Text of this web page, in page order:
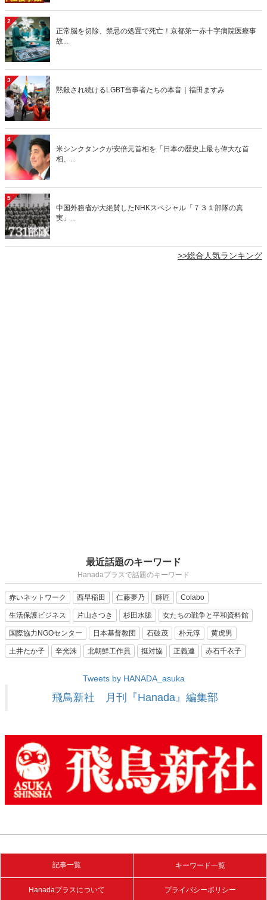
2
正常脳を切除、禁忌の処置で死亡！京都第一赤十字病院医療事
故...
3
黙殺され続けるLGBT当事者たちの本音｜福田ますみ
4
米シンクタンクが安倍元首相を「日本の歴史上最も偉大な首
相、...
5
中国外務省が大絶賛したNHKスペシャル「７３１部隊の真
実」...
>>総合人気ランキング
最近話題のキーワード
Hanadaプラスで話題のキーワード
赤いネットワーク 西早稲田 仁藤夢乃 師匠 Colabo
生活保護ビジネス 片山さつき 杉田水脈 女たちの戦争と平和資料館
国際協力NGOセンター 日本基督教団 石破茂 朴元淳 黄虎男
土井たか子 辛光洙 北朝鮮工作員 挺対協 正義連 赤石千衣子
Tweets by HANADA_asuka
飛鳥新社 月刊『Hanada』編集部
記事一覧 キーワード一覧
Hanadaプラスについて プライバシーポリシー